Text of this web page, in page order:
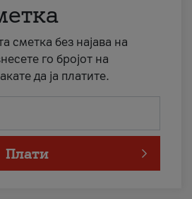
сметка без најава на
го бројот на
да ја платите.
Плати